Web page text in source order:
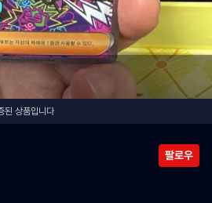
된 상품입니다
팔로우